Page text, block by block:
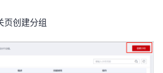
页创建分组